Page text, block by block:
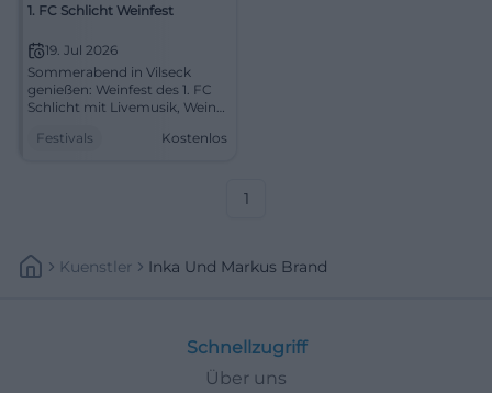
1. FC Schlicht Weinfest
19. Jul 2026
Sommerabend in Vilseck
genießen: Weinfest des 1. FC
Schlicht mit Livemusik, Wein
Eintritt frei. Gesellig feiern,
Festivals Kostenlos
1
Kuenstler Inka Und Markus Brand
Schnellzugriff
Über uns